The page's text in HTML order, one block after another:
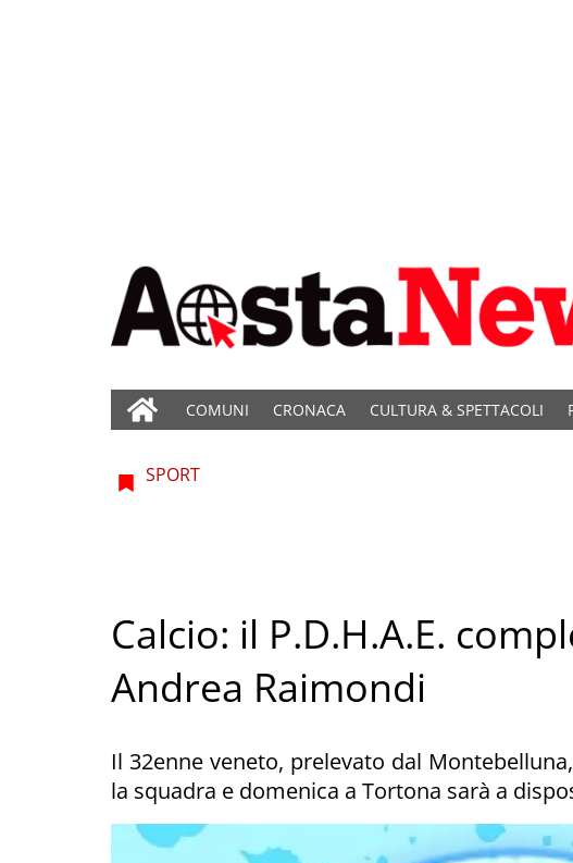
COMUNI CRONACA CULTURA & SPETTACOLI
SPORT
Calcio: il P.D.H.A.E.
Andrea Raimondi
Il 32enne veneto, prelevato dal
la squadra e domenica a Tortona sarà a